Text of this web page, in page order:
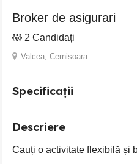
Broker de asigurari
2 Candidați
Valcea, Cernisoara
Specificații
Descriere
Cauți o activitate flexibilă și